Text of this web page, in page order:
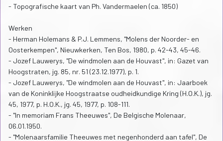
- Topografische kaart van Ph. Vandermaelen (ca. 1850)
Werken
- Herman Holemans & P.J. Lemmens, "Molens der Noorder- en
Oosterkempen", Nieuwkerken, Ten Bos, 1980, p. 42-43, 45-46.
- Jozef Lauwerys, "De windmolen aan de Houvast", in: Gazet van
Hoogstraten, jg. 85, nr. 51 (23.12.1977), p. 1.
- Jozef Lauwerys, "De windmolen aan de Houvast", in: Jaarboek
van de Koninklijke Hoogstraatse oudheidkundige Kring (H.O.K.), jg.
45, 1977, p. H.O.K., jg. 45, 1977, p. 108-111.
- "In memoriam Frans Theeuwes", De Belgische Molenaar,
06.01.1950.
- "Molenaarsfamilie Theeuwes met negenhonderd aan tafel", De